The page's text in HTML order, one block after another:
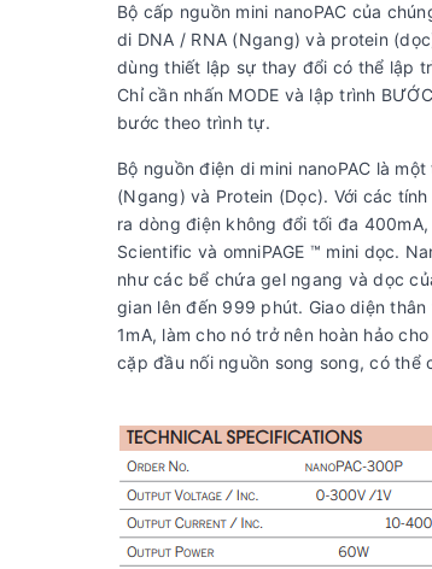
Bộ cấp nguồn mini nanoPAC của
di DNA / RNA (Ngang) và protein
dùng thiết lập sự thay đổi có thể lập
Chỉ cần nhấn MODE và lập trình
bước theo trình tự.
Bộ nguồn điện di mini nanoPAC là
(Ngang) và Protein (Dọc). Với các
ra dòng điện không đổi tối đa
Scientific và omniPAGE ™ mini dọc.
như các bể chứa gel ngang và dọc
gian lên đến 999 phút. Giao diện
1mA, làm cho nó trở nên hoàn hảo
cặp đầu nối nguồn song song, có